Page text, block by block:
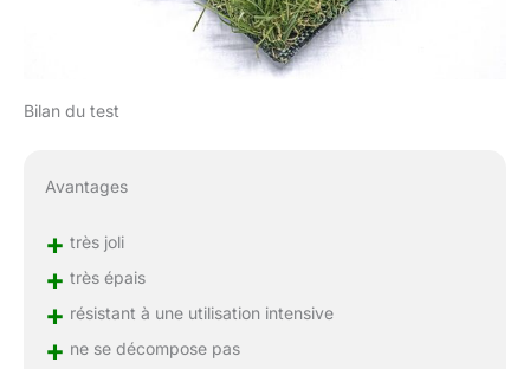
Bilan du test
Avantages
+ très joli
+ très épais
+ résistant à une utilisation intensive
+ ne se décompose pas